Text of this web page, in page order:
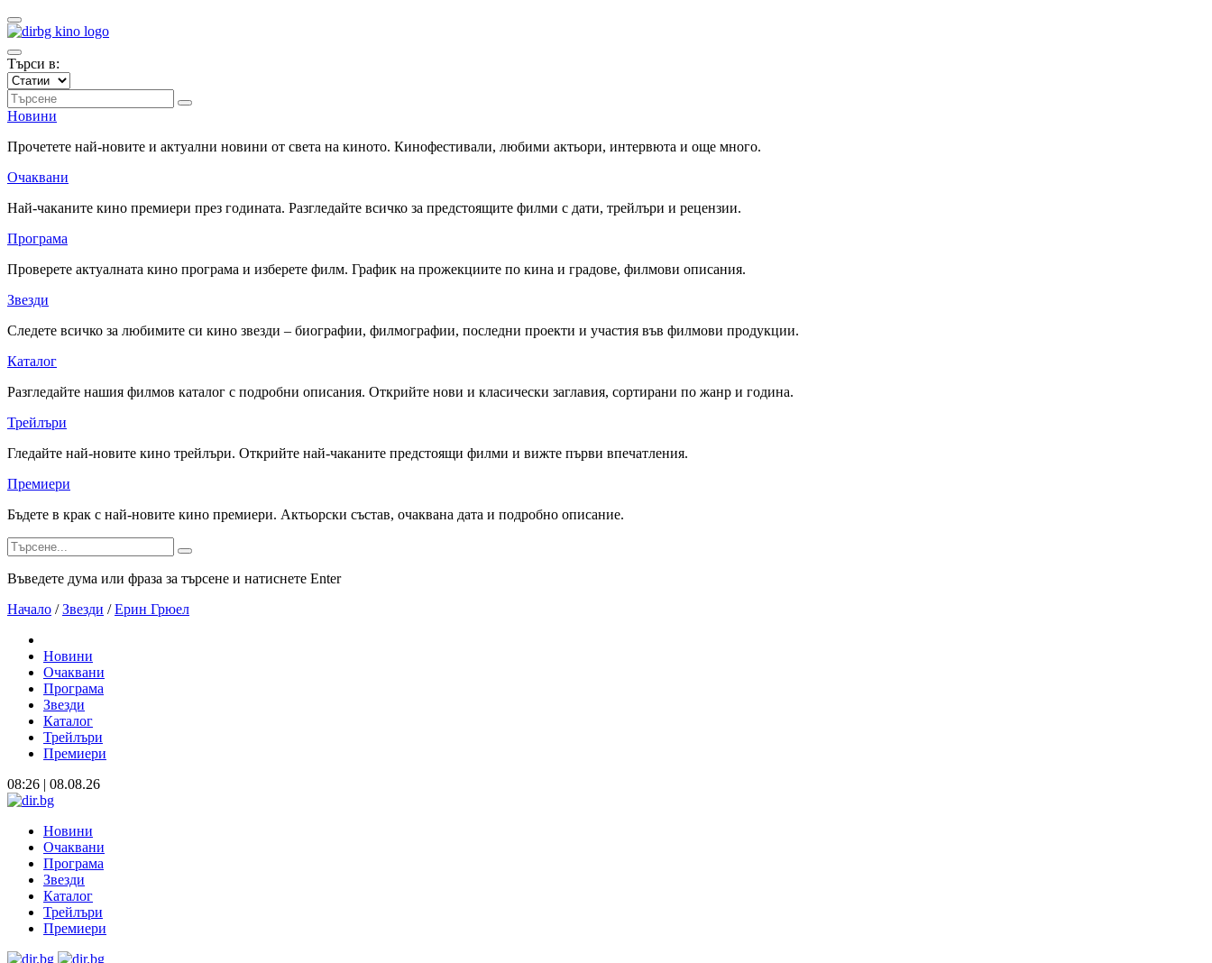
Търси в:
Новини
Прочетете най-новите и актуални новини от света на киното. Кинофестивали, любими актьори, интервюта и още много.
Очаквани
Най-чаканите кино премиери през годината. Разгледайте всичко за предстоящите филми с дати, трейлъри и рецензии.
Програма
Проверете актуалната кино програма и изберете филм. График на прожекциите по кина и градове, филмови описания.
Звезди
Следете всичко за любимите си кино звезди – биографии, филмографии, последни проекти и участия във филмови продукции.
Каталог
Разгледайте нашия филмов каталог с подробни описания. Открийте нови и класически заглавия, сортирани по жанр и година.
Трейлъри
Гледайте най-новите кино трейлъри. Открийте най-чаканите предстоящи филми и вижте първи впечатления.
Премиери
Бъдете в крак с най-новите кино премиери. Актьорски състав, очаквана дата и подробно описание.
Въведете дума или фраза за търсене и натиснете Enter
Начало / Звезди / Ерин Грюел
Новини
Очаквани
Програма
Звезди
Каталог
Трейлъри
Премиери
08:26 | 08.08.26
Новини
Очаквани
Програма
Звезди
Каталог
Трейлъри
Премиери